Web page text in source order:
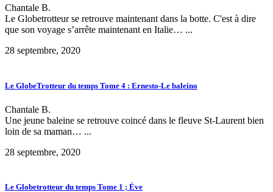
Chantale B.
Le Globetrotteur se retrouve maintenant dans la botte. C'est à dire
que son voyage s’arrête maintenant en Italie… ...
28 septembre, 2020
Le GlobeTrotteur du temps Tome 4 : Ernesto-Le baleino
Chantale B.
Une jeune baleine se retrouve coincé dans le fleuve St-Laurent bien
loin de sa maman… ...
28 septembre, 2020
Le Globetrotteur du temps Tome 1 ; Ève